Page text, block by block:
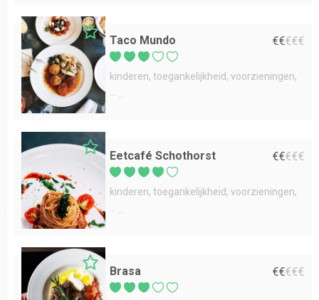
Taco Mundo €€€€€
kinderen toegankelijkheid voorzieningen
Eetcafé Schothorst €€€€€
kinderen toegankelijkheid voorzieningen
Brasa €€€€€